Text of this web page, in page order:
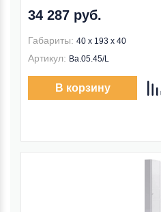
34 287 руб.
Габариты: 40 x 193 x 40
Артикул: Ba.05.45/L
В корзину